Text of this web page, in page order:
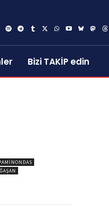
Bizi TAKİP edin